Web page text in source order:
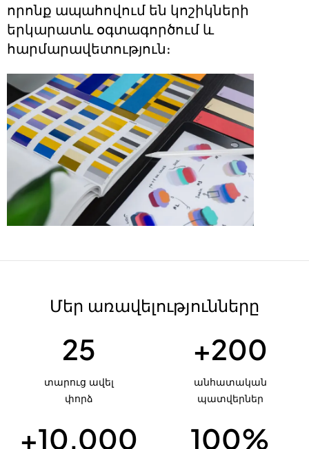
որոնք ապահովում են կոշիկների
երկարատև օգտագործում և
հարմարավետություն։
Մեր առավելությունները
տարուց ավել
փորձ
25
անհատական
պատվերներ
+200
+10,000 100%